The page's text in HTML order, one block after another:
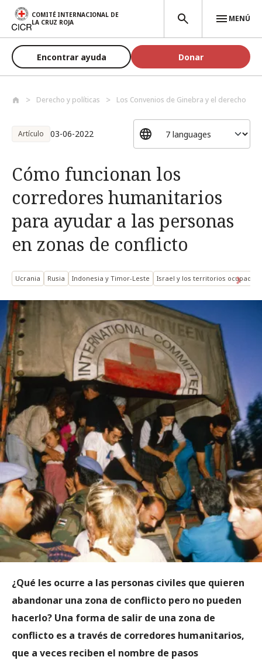
Pasar al contenido principal
COMITÉ INTERNACIONAL DE
LA CRUZ ROJA
MENÚ
Encontrar ayuda Donar
Derecho y políticas Los Convenios de Ginebra y el derecho
Artículo 03-06-2022
Cómo funcionan los
corredores humanitarios
para ayudar a las personas
en zonas de conflicto
Ucrania Rusia Indonesia y Timor-Leste Israel y los territorios ocupados
¿Qué les ocurre a las personas civiles que quieren
abandonar una zona de conflicto pero no pueden
hacerlo? Una forma de salir de una zona de
conflicto es a través de corredores humanitarios,
que a veces reciben el nombre de pasos